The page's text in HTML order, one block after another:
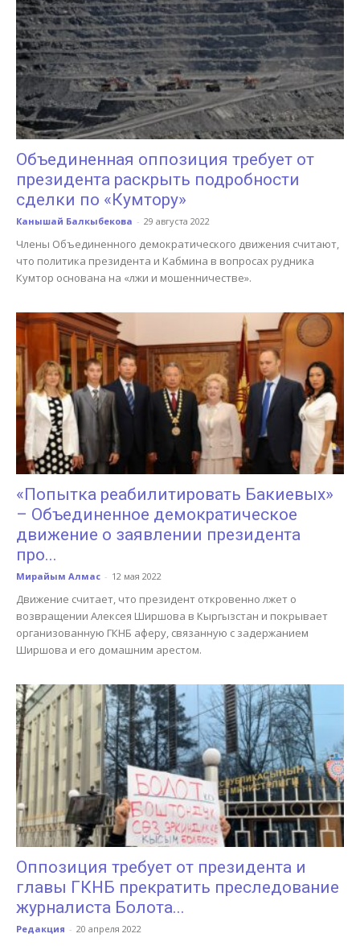
Объединенная оппозиция требует от
президента раскрыть подробности
сделки по «Кумтору»
Канышай Балкыбекова - 29 августа 2022
Члены Объединенного демократического движения считают,
что политика президента и Кабмина в вопросах рудника
Кумтор основана на «лжи и мошенничестве».
«Попытка реабилитировать Бакиевых»
– Объединенное демократическое
движение о заявлении президента
про...
Мирайым Алмас - 12 мая 2022
Движение считает, что президент откровенно лжет о
возвращении Алексея Ширшова в Кыргызстан и покрывает
организованную ГКНБ аферу, связанную с задержанием
Ширшова и его домашним арестом.
Оппозиция требует от президента и
главы ГКНБ прекратить преследование
журналиста Болота...
Редакция - 20 апреля 2022